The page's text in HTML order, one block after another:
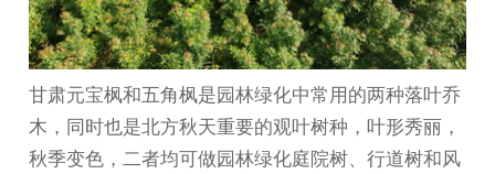
甘肃元宝枫和五角枫是园林绿化中常用的两种落叶乔
木，同时也是北方秋天重要的观叶树种，叶形秀丽，
秋季变色，二者均可做园林绿化庭院树、行道树和风